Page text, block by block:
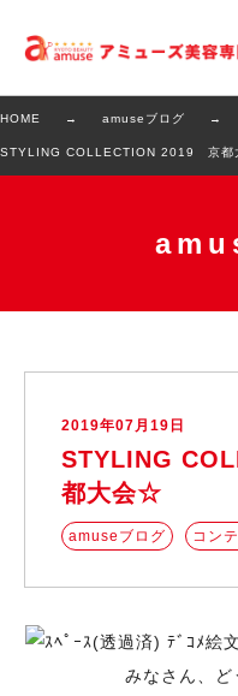
HOME amuseブログ
STYLING COLLECTION 2019 京都
2019年07月19日
STYLING
都大会☆
amuseブログ コン
みなさん、